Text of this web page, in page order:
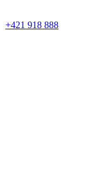
+421 918 888